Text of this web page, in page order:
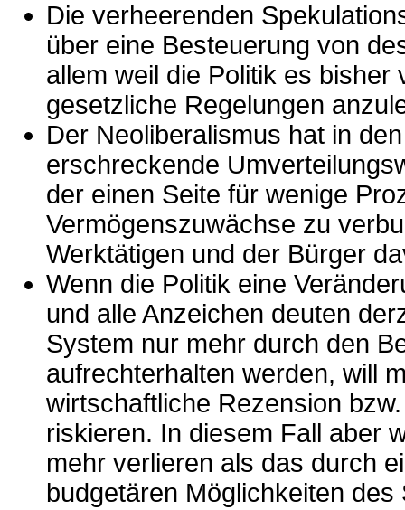
Die verheerenden
über eine Besteuerung von
allem weil die Politik es
gesetzliche Regelungen
Der Neoliberalismus hat in
erschreckende
der einen Seite für wenige
Vermögenszuwächse zu
Werktätigen und der Bürger
Wenn die Politik eine
und alle Anzeichen deuten
System nur mehr durch den
aufrechterhalten werden, will
wirtschaftliche Rezension
riskieren. In diesem Fall aber
mehr verlieren als das durch
budgetären Möglichkeiten